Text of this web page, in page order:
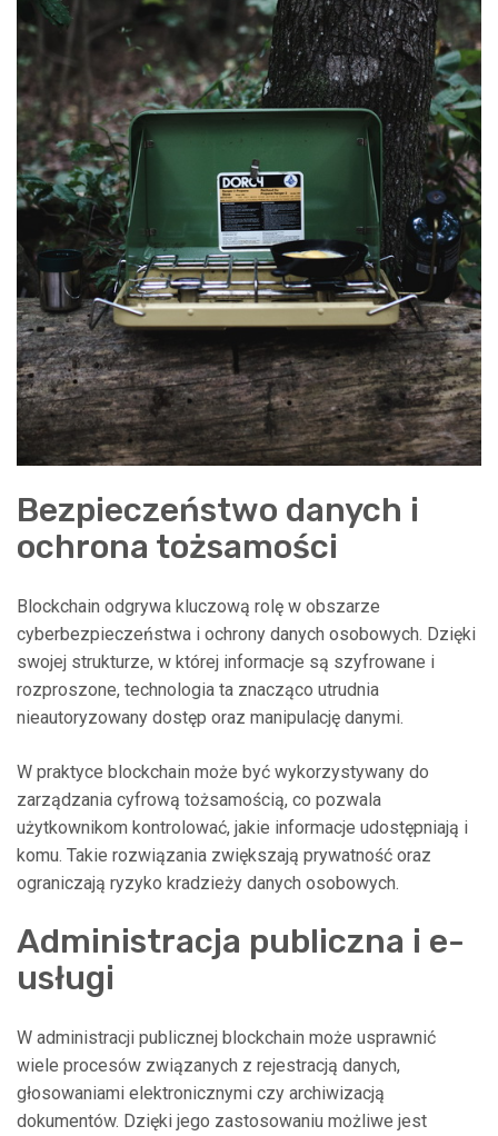
Bezpieczeństwo danych i
ochrona tożsamości
Blockchain odgrywa kluczową rolę w obszarze
cyberbezpieczeństwa i ochrony danych osobowych. Dzięki
swojej strukturze, w której informacje są szyfrowane i
rozproszone, technologia ta znacząco utrudnia
nieautoryzowany dostęp oraz manipulację danymi.
W praktyce blockchain może być wykorzystywany do
zarządzania cyfrową tożsamością, co pozwala
użytkownikom kontrolować, jakie informacje udostępniają i
komu. Takie rozwiązania zwiększają prywatność oraz
ograniczają ryzyko kradzieży danych osobowych.
Administracja publiczna i e-
usługi
W administracji publicznej blockchain może usprawnić
wiele procesów związanych z rejestracją danych,
głosowaniami elektronicznymi czy archiwizacją
dokumentów. Dzięki jego zastosowaniu możliwe jest